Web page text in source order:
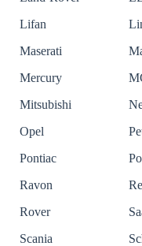
Lifan
Maserati
Mercury
Mitsubishi
Opel
Pontiac
Ravon
Rover
Scania